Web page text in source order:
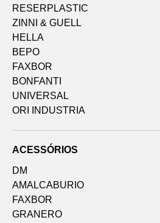
RESERPLASTIC
ZINNI & GUELL
HELLA
BEPO
FAXBOR
BONFANTI
UNIVERSAL
ORI INDUSTRIA
ACESSÓRIOS
DM
AMALCABURIO
FAXBOR
GRANERO